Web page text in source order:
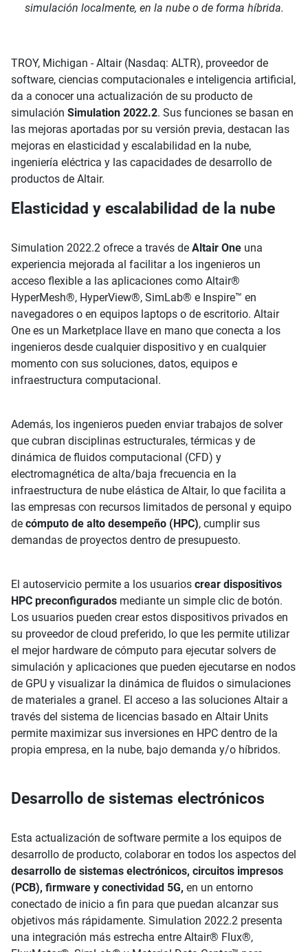
simulación localmente, en la nube o de forma híbrida.
TROY, Michigan - Altair (Nasdaq: ALTR), proveedor de
software, ciencias computacionales e inteligencia artificial,
da a conocer una actualización de su producto de
simulación Simulation 2022.2. Sus funciones se basan en
las mejoras aportadas por su versión previa, destacan las
mejoras en elasticidad y escalabilidad en la nube,
ingeniería eléctrica y las capacidades de desarrollo de
productos de Altair.
Elasticidad y escalabilidad de la nube
Simulation 2022.2 ofrece a través de Altair One una
experiencia mejorada al facilitar a los ingenieros un
acceso flexible a las aplicaciones como Altair®
HyperMesh®, HyperView®, SimLab® e Inspire™ en
navegadores o en equipos laptops o de escritorio. Altair
One es un Marketplace llave en mano que conecta a los
ingenieros desde cualquier dispositivo y en cualquier
momento con sus soluciones, datos, equipos e
infraestructura computacional.
Además, los ingenieros pueden enviar trabajos de solver
que cubran disciplinas estructurales, térmicas y de
dinámica de fluidos computacional (CFD) y
electromagnética de alta/baja frecuencia en la
infraestructura de nube elástica de Altair, lo que facilita a
las empresas con recursos limitados de personal y equipo
de cómputo de alto desempeño (HPC), cumplir sus
demandas de proyectos dentro de presupuesto.
El autoservicio permite a los usuarios crear dispositivos
HPC preconfigurados mediante un simple clic de botón.
Los usuarios pueden crear estos dispositivos privados en
su proveedor de cloud preferido, lo que les permite utilizar
el mejor hardware de cómputo para ejecutar solvers de
simulación y aplicaciones que pueden ejecutarse en nodos
de GPU y visualizar la dinámica de fluidos o simulaciones
de materiales a granel. El acceso a las soluciones Altair a
través del sistema de licencias basado en Altair Units
permite maximizar sus inversiones en HPC dentro de la
propia empresa, en la nube, bajo demanda y/o híbridos.
Desarrollo de sistemas electrónicos
Esta actualización de software permite a los equipos de
desarrollo de producto, colaborar en todos los aspectos del
desarrollo de sistemas electrónicos, circuitos impresos
(PCB), firmware y conectividad 5G, en un entorno
conectado de inicio a fin para que puedan alcanzar sus
objetivos más rápidamente. Simulation 2022.2 presenta
una integración más estrecha entre Altair® Flux®,